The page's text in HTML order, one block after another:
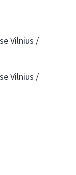
Vilnius /
Vilnius /